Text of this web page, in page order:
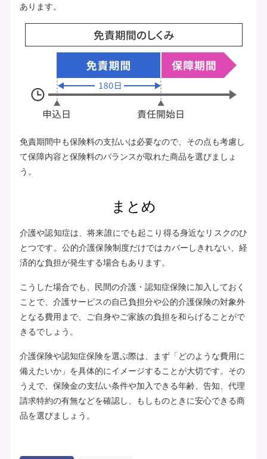
あります。
免責期間中も保険料の支払いは必要なので、その点も考慮し
て保障内容と保険料のバランスが取れた商品を選びましょ
う。
まとめ
介護や認知症は、将来誰にでも起こり得る身近なリスクのひ
とつです。公的介護保険制度だけではカバーしきれない、経
済的な負担が発生する場合もあります。
こうした場合でも、民間の介護・認知症保険に加入しておく
ことで、介護サービスの自己負担分や公的介護保険の対象外
となる費用まで、ご自身やご家族の負担を和らげることがで
きるでしょう。
介護保険や認知症保険を選ぶ際は、まず「どのような費用に
備えたいか」を具体的にイメージすることが大切です。その
うえで、保険金の支払い条件や加入できる年齢、告知、代理
請求特約の有無などを確認し、もしものときに安心できる商
品を選びましょう。